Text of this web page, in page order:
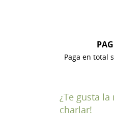
Paga en total
¿Te gusta
charlar!